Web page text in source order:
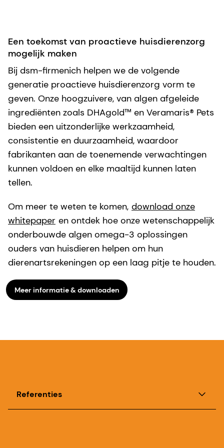
Een toekomst van proactieve huisdierenzorg
mogelijk maken
Bij dsm-firmenich helpen we de volgende
generatie proactieve huisdierenzorg vorm te
geven. Onze hoogzuivere, van algen afgeleide
ingrediënten zoals DHAgold™ en Veramaris® Pets
bieden een uitzonderlijke werkzaamheid,
consistentie en duurzaamheid, waardoor
fabrikanten aan de toenemende verwachtingen
kunnen voldoen en elke maaltijd kunnen laten
tellen.
Om meer te weten te komen, download onze
whitepaper en ontdek hoe onze wetenschappelijk
onderbouwde algen omega-3 oplossingen
ouders van huisdieren helpen om hun
dierenartsrekeningen op een laag pitje te houden.
Meer informatie & downloaden
Referenties